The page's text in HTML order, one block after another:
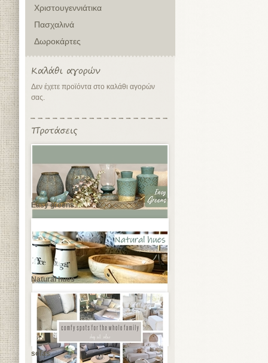
Χριστουγεννιάτικα
Πασχαλινά
Δωροκάρτες
Δεν έχετε προϊόντα στο καλάθι αγορών
σας.
Easy greens
Natural hues
sofas